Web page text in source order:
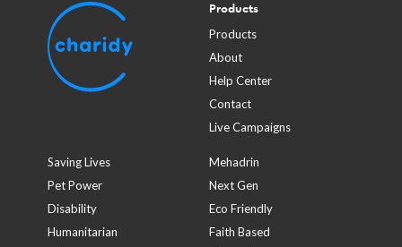
Products
Products
About
Help Center
Contact
Live Campaigns
Saving Lives
Mehadrin
Pet Power
Next Gen
Disability
Eco Friendly
Humanitarian
Faith Based